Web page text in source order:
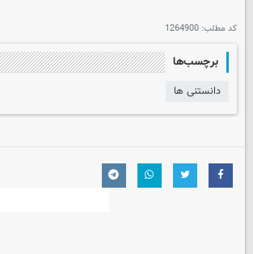
کد مطلب: 1264900
برچسب‌ها
دانستنی ها